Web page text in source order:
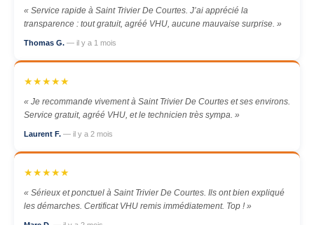
« Service rapide à Saint Trivier De Courtes. J’ai apprécié la
transparence : tout gratuit, agréé VHU, aucune mauvaise surprise. »
Thomas G. — il y a 1 mois
★★★★★
« Je recommande vivement à Saint Trivier De Courtes et ses environs.
Service gratuit, agréé VHU, et le technicien très sympa. »
Laurent F. — il y a 2 mois
★★★★★
« Sérieux et ponctuel à Saint Trivier De Courtes. Ils ont bien expliqué
les démarches. Certificat VHU remis immédiatement. Top ! »